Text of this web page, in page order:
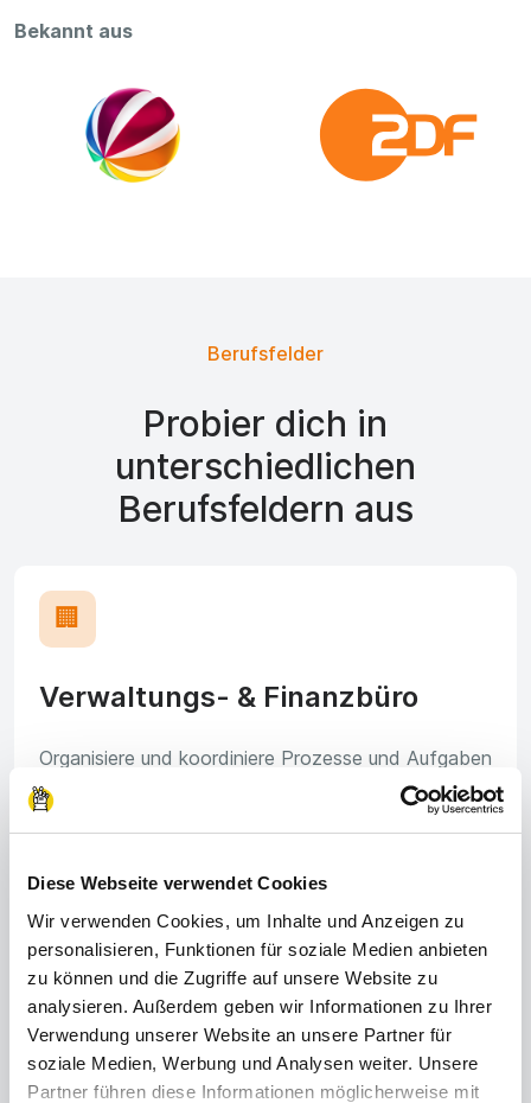
Diese Webseite verwendet Cookies
Wir verwenden Cookies, um Inhalte und Anzeigen zu
personalisieren, Funktionen für soziale Medien anbieten
zu können und die Zugriffe auf unsere Website zu
analysieren. Außerdem geben wir Informationen zu Ihrer
Verwendung unserer Website an unsere Partner für
soziale Medien, Werbung und Analysen weiter. Unsere
Partner führen diese Informationen möglicherweise mit
Bekannt aus
Berufsfelder
Probier dich in
unterschiedlichen
Berufsfeldern aus
🏢
Verwaltungs- & Finanzbüro
Organisiere und koordiniere Prozesse und Aufgaben
im Unternehmen, sodass alle Abläufe reibungslos
funktionieren.
🔧
Metallverarbeitung
Fräse, bohre oder schweiße an Bauteilen für